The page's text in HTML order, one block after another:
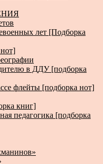
лет [Подборка
в ДДУ [подборка
флейты [подборка нот]
книг]
педагогика [подборка